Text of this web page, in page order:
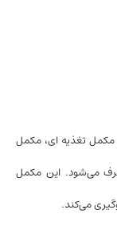
مکمل تغذیه ای، مکمل
می‌شود. این مکمل
می‌کند.